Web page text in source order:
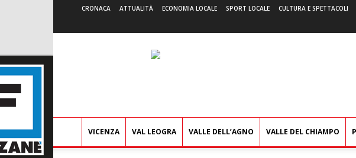
CRONACA ATTUALITÀ ECONOMIA LOCALE SPORT LOCALE CULTURA E SPETTACOLI
VICENZA VAL LEOGRA VALLE DELL’AGNO VALLE DEL CHIAMPO